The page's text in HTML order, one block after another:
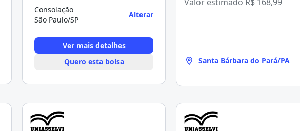
Consolação
São Paulo/SP
Alterar
Ver mais detalhes
Quero esta bolsa
Santa Bárbara do Pará/PA